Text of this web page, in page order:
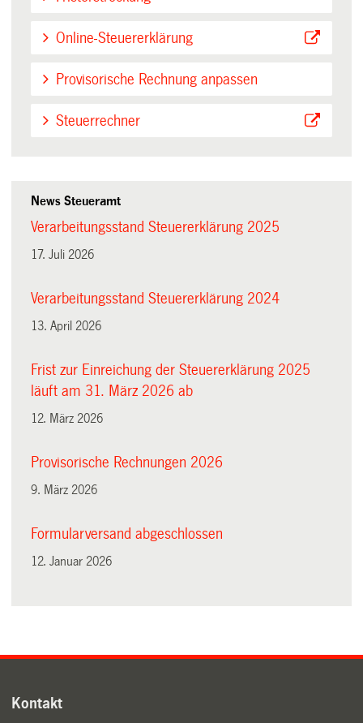
Online-Steuererklärung
Provisorische Rechnung anpassen
Steuerrechner
News Steueramt
Verarbeitungsstand Steuererklärung 2025
17. Juli 2026
Verarbeitungsstand Steuererklärung 2024
13. April 2026
Frist zur Einreichung der Steuererklärung 2025
läuft am 31. März 2026 ab
12. März 2026
Provisorische Rechnungen 2026
9. März 2026
Formularversand abgeschlossen
12. Januar 2026
Kontakt